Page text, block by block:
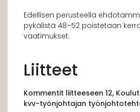
Edellisen perusteella
pykälistä 48–52 poistetaan
vaatimukset.
Liitteet
Kommentit liitteeseen 12,
kvv-työnjohtajan